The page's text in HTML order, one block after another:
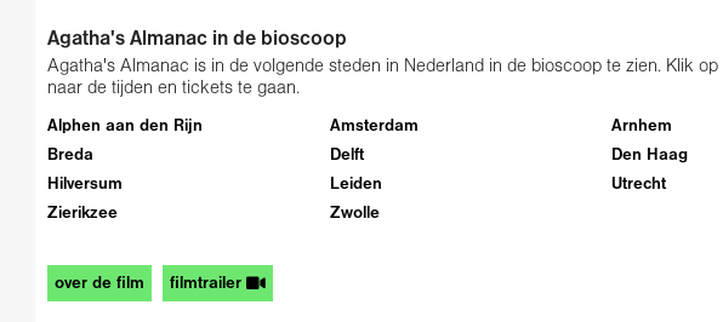
Agatha's Almanac in de bioscoop
Agatha's Almanac is in de volgende steden in Nederland in de bioscoop te zien. Klik op
naar de tijden en tickets te gaan.
Alphen aan den Rijn Amsterdam Arnhem
Breda Delft Den Haag
Hilversum Leiden Utrecht
Zierikzee Zwolle
over de film filmtrailer